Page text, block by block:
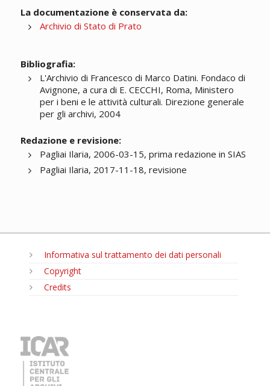
La documentazione è conservata da:
Archivio di Stato di Prato
Bibliografia:
L'Archivio di Francesco di Marco Datini. Fondaco di
Avignone, a cura di E. CECCHI, Roma, Ministero
per i beni e le attività culturali. Direzione generale
per gli archivi, 2004
Redazione e revisione:
Pagliai Ilaria, 2006-03-15, prima redazione in SIAS
Pagliai Ilaria, 2017-11-18, revisione
Informativa sul trattamento dei dati personali
Copyright
Credits